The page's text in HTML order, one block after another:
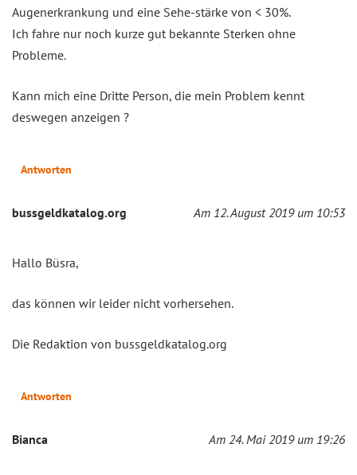
Augenerkrankung und eine Sehe-stärke von < 30%.
Ich fahre nur noch kurze gut bekannte Sterken ohne
Probleme.
Kann mich eine Dritte Person, die mein Problem kennt
deswegen anzeigen ?
Antworten
bussgeldkatalog.org Am 12. August 2019 um 10:53
Hallo Büsra,
das können wir leider nicht vorhersehen.
Die Redaktion von bussgeldkatalog.org
Antworten
Bianca Am 24. Mai 2019 um 19:26